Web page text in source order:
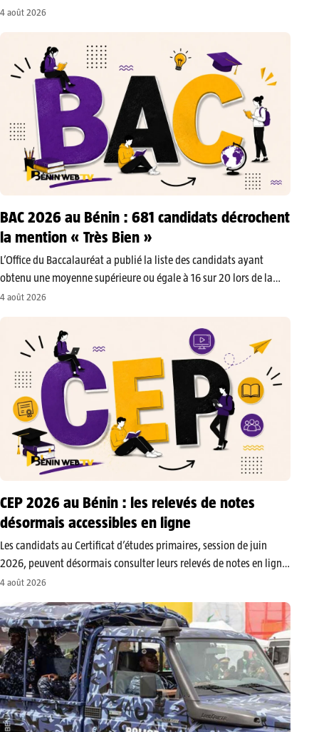
« Très Bien » pour la session de juin 2026. Cette édition se
les filières…
4 août 2026
BAC 2026 au Bénin : 681 candidats décrochent
la mention « Très Bien »
L’Office du Baccalauréat a publié la liste des candidats ayant
obtenu une moyenne supérieure ou égale à 16 sur 20 lors de la
session de juin 2026. Au total, 681 nouveaux bacheliers
4 août 2026
CEP 2026 au Bénin : les relevés de notes
désormais accessibles en ligne
Les candidats au Certificat d’études primaires, session de juin
2026, peuvent désormais consulter leurs relevés de notes en ligne.
Cette dématérialisation permet aux parents et aux apprenants
les services…
4 août 2026